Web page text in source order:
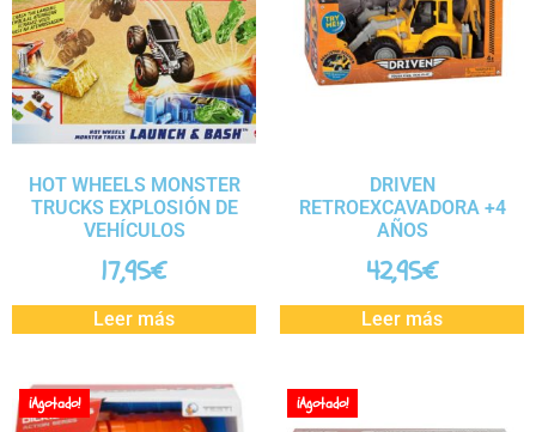
HOT WHEELS MONSTER
TRUCKS EXPLOSIÓN DE
VEHÍCULOS
17,95€
Leer más
DRIVEN
RETROEXCAVADORA +4
AÑOS
42,95€
Leer más
¡Agotado! ¡Agotado!